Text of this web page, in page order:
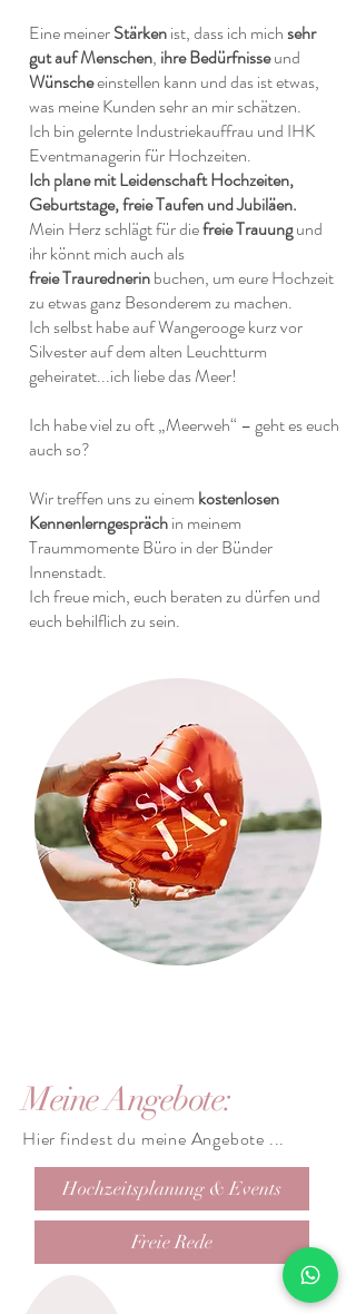
Eine meinerStärkenist, dass ich michsehr
gut auf Menschen, ihre Bedürfnisseund
Wünscheeinstellen kann und das ist etwas,
was meine Kunden sehr an mir schätzen.
Ich bin gelernte Industriekauffrau und IHK
Eventmanagerin für Hochzeiten.
Ich plane mit Leidenschaft Hochzeiten,
Geburtstage, freie Taufen und Jubiläen.
Mein Herz schlägt für diefreie Trauungund
ihr könnt mich auch als
freie Traurednerinbuchen, um eure Hochzeit
zu etwas ganz Besonderem zu machen.
Ich selbst habe auf Wangerooge kurz vor
Silvester auf dem alten Leuchtturm
geheiratet...ich liebe das Meer!
Ich habe viel zu oft „Meerweh“ – geht es euch
auch so?
Wir treffen uns zu einem kostenlosen
Kennenlerngesprächin meinem
Traummomente Büro in der Bünder
Innenstadt.
Ich freue mich, euch beraten zu dürfen und
euch behilflich zu sein.
Meine Angebote:
Hier findest du meine Angebote ...
Hochzeitsplanung & Events
Freie Rede